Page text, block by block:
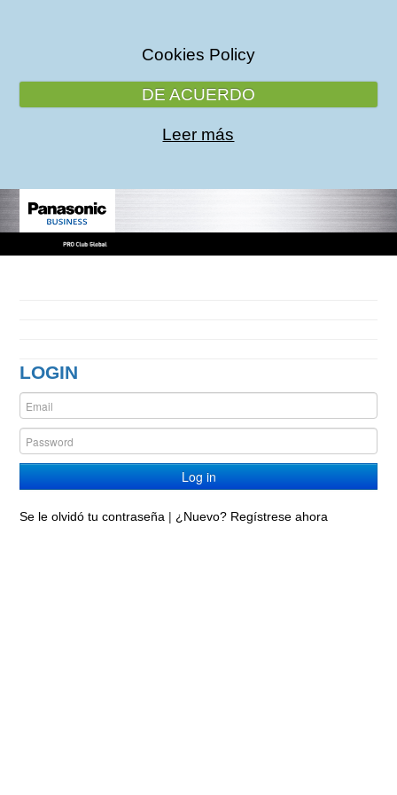
Cookies Policy
DE ACUERDO
Leer más
LOGIN
Log in
Se le olvidó tu contraseña | ¿Nuevo? Regístrese ahora